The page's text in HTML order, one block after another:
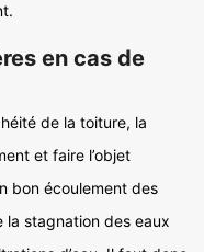
en cas de
de la toiture, la
et faire l’objet
bon écoulement des
la stagnation des eaux